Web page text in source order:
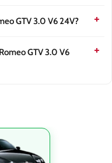
GTV 3.0 V6 24V?
GTV 3.0 V6